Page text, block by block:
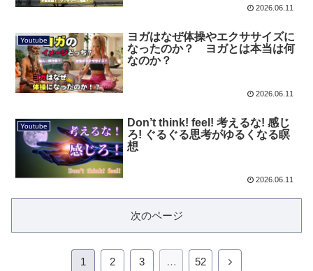
2026.06.11
Youtube
ヨガはなぜ体操やエクササイズに
なったのか？ ヨガとは本当は何
なのか？
2026.06.11
Youtube
Don’t think! feel! 考えるな! 感じ
ろ! ぐるぐる思考がゆるくなる瞑
想
2026.06.11
次のページ
1 2 3 … 52